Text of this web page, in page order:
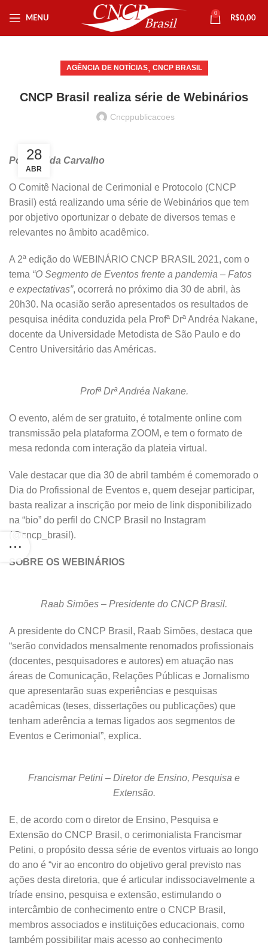
MENU
0
R$0,00
AGÊNCIA DE NOTÍCIAS, CNCP BRASIL
CNCP Brasil realiza série de Webinários
Cncppublicacoes
28
ABR
Por Zenilda Carvalho
O Comitê Nacional de Cerimonial e Protocolo (CNCP
Brasil) está realizando uma série de Webinários que tem
por objetivo oportunizar o debate de diversos temas e
relevantes no âmbito acadêmico.
A 2ª edição do WEBINÁRIO CNCP BRASIL 2021, com o
tema “O Segmento de Eventos frente a pandemia – Fatos
e expectativas”, ocorrerá no próximo dia 30 de abril, às
20h30. Na ocasião serão apresentados os resultados de
pesquisa inédita conduzida pela Profª Drª Andréa Nakane,
docente da Universidade Metodista de São Paulo e do
Centro Universitário das Américas.
Profª Drª Andréa Nakane.
O evento, além de ser gratuito, é totalmente online com
transmissão pela plataforma ZOOM, e tem o formato de
mesa redonda com interação da plateia virtual.
Vale destacar que dia 30 de abril também é comemorado o
Dia do Profissional de Eventos e, quem desejar participar,
basta realizar a inscrição por meio de link disponibilizado
na “bio” do perfil do CNCP Brasil no Instagram
(@cncp_brasil).
SOBRE OS WEBINÁRIOS
Raab Simões – Presidente do CNCP Brasil.
A presidente do CNCP Brasil, Raab Simões, destaca que
“serão convidados mensalmente renomados profissionais
(docentes, pesquisadores e autores) em atuação nas
áreas de Comunicação, Relações Públicas e Jornalismo
que apresentarão suas experiências e pesquisas
acadêmicas (teses, dissertações ou publicações) que
tenham aderência a temas ligados aos segmentos de
Eventos e Cerimonial”, explica.
Francismar Petini – Diretor de Ensino, Pesquisa e
Extensão.
E, de acordo com o diretor de Ensino, Pesquisa e
Extensão do CNCP Brasil, o cerimonialista Francismar
Petini, o propósito dessa série de eventos virtuais ao longo
do ano é “vir ao encontro do objetivo geral previsto nas
ações desta diretoria, que é articular indissociavelmente a
tríade ensino, pesquisa e extensão, estimulando o
intercâmbio de conhecimento entre o CNCP Brasil,
membros associados e instituições educacionais, como
também possibilitar mais acesso ao conhecimento